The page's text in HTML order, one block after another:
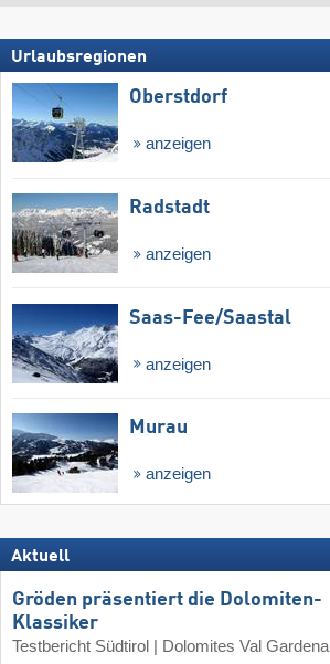
Urlaubsregionen
Oberstdorf
anzeigen
Radstadt
anzeigen
Saas-Fee/​Saastal
anzeigen
Murau
anzeigen
Aktuell
Gröden präsentiert die Dolomiten-
Klassiker
Testbericht Südtirol | Dolomites Val Gardena